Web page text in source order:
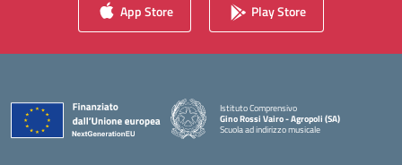
App Store Play Store
Istituto Comprensivo
Gino Rossi Vairo - Agropoli (SA)
Scuola ad indirizzo musicale